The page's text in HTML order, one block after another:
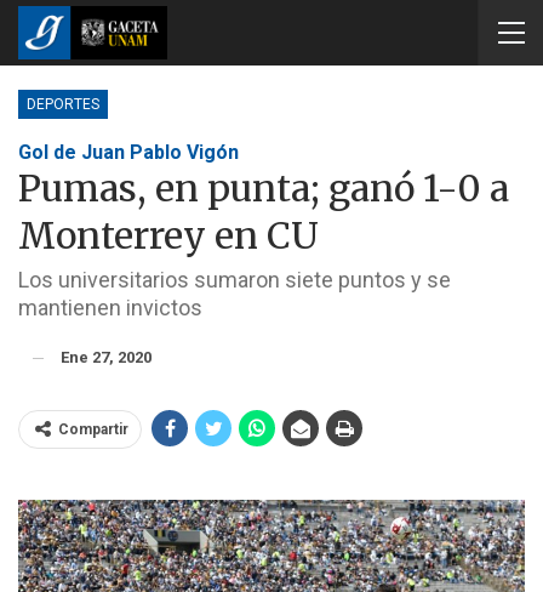
DEPORTES
Gol de Juan Pablo Vigón
Pumas, en punta; ganó 1-0 a
Monterrey en CU
Los universitarios sumaron siete puntos y se
mantienen invictos
Ene 27, 2020
Compartir